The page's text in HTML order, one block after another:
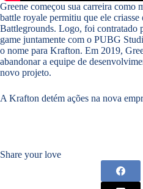
Greene começou sua carreira como
battle royale permitiu que ele
Battlegrounds. Logo, foi contratado
game juntamente com o PUBG
o nome para Krafton. Em 2019,
abandonar a equipe de
novo projeto.
A Krafton detém ações na nova
Share your love